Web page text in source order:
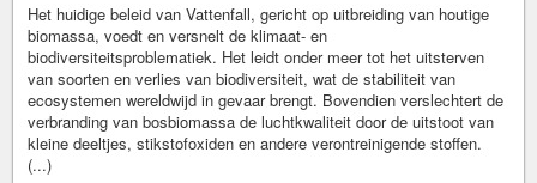
Het huidige beleid van Vattenfall, gericht op uitbreiding van houtige
biomassa, voedt en versnelt de klimaat- en
biodiversiteitsproblematiek. Het leidt onder meer tot het uitsterven
van soorten en verlies van biodiversiteit, wat de stabiliteit van
ecosystemen wereldwijd in gevaar brengt. Bovendien verslechtert de
verbranding van bosbiomassa de luchtkwaliteit door de uitstoot van
kleine deeltjes, stikstofoxiden en andere verontreinigende stoffen.
(...)